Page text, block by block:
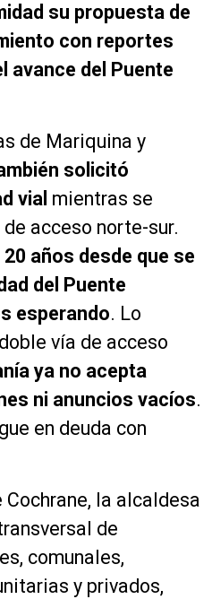
su propuesta de
con reportes
avance del Puente
de Mariquina y
solicitó
vial mientras se
acceso norte-sur.
años desde que se
del Puente
esperando. Lo
vía de acceso
ya no acepta
ni anuncios vacíos.
en deuda con
Cochrane, la alcaldesa
de
comunales,
y privados,